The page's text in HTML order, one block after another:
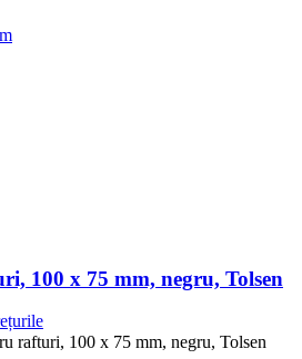
100 x 75 mm, negru, Tolsen
rafturi, 100 x 75 mm, negru, Tolsen